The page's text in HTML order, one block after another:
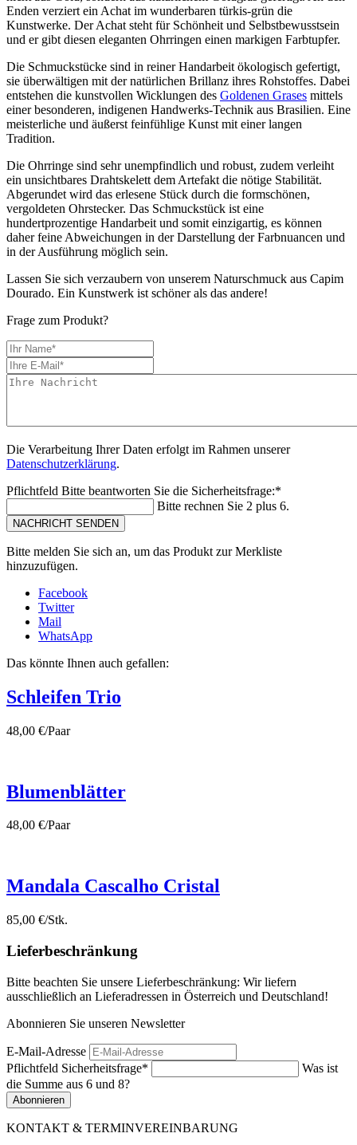
Enden verziert ein Achat im wunderbaren türkis-grün die
Kunstwerke. Der Achat steht für Schönheit und Selbstbewusstsein
und er gibt diesen eleganten Ohrringen einen markigen Farbtupfer.
Die Schmuckstücke sind in reiner Handarbeit ökologisch gefertigt,
sie überwältigen mit der natürlichen Brillanz ihres Rohstoffes. Dabei
entstehen die kunstvollen Wicklungen des Goldenen Grases mittels
einer besonderen, indigenen Handwerks-Technik aus Brasilien. Eine
meisterliche und äußerst feinfühlige Kunst mit einer langen
Tradition.
Die Ohrringe sind sehr unempfindlich und robust, zudem verleiht
ein unsichtbares Drahtskelett dem Artefakt die nötige Stabilität.
Abgerundet wird das erlesene Stück durch die formschönen,
vergoldeten Ohrstecker. Das Schmuckstück ist eine
hundertprozentige Handarbeit und somit einzigartig, es können
daher feine Abweichungen in der Darstellung der Farbnuancen und
in der Ausführung möglich sein.
Lassen Sie sich verzaubern von unserem Naturschmuck aus Capim
Dourado. Ein Kunstwerk ist schöner als das andere!
Frage zum Produkt?
Die Verarbeitung Ihrer Daten erfolgt im Rahmen unserer
Datenschutzerklärung.
Pflichtfeld Bitte beantworten Sie die Sicherheitsfrage:*
Bitte rechnen Sie 2 plus 6.
NACHRICHT SENDEN
Bitte melden Sie sich an, um das Produkt zur Merkliste
hinzuzufügen.
Facebook
Twitter
Mail
WhatsApp
Das könnte Ihnen auch gefallen:
Schleifen Trio
48,00 €/Paar
Blumenblätter
48,00 €/Paar
Mandala Cascalho Cristal
85,00 €/Stk.
Lieferbeschränkung
Bitte beachten Sie unsere Lieferbeschränkung: Wir liefern
ausschließlich an Lieferadressen in Österreich und Deutschland!
Abonnieren Sie unseren Newsletter
E-Mail-Adresse
Pflichtfeld Sicherheitsfrage*
Was ist
die Summe aus 6 und 8?
Abonnieren
KONTAKT & TERMINVEREINBARUNG